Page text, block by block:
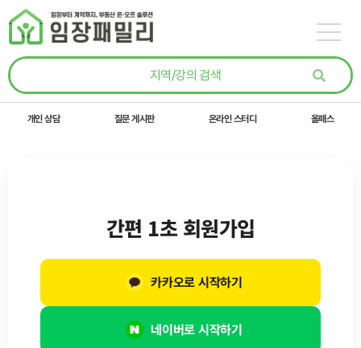
콘텐츠로
건너뛰기
개인 상담 질문 게시판 온라인 스터디 올패스
간편 1초 회원가입
네이버로 시작하기
카카오로 시작하기